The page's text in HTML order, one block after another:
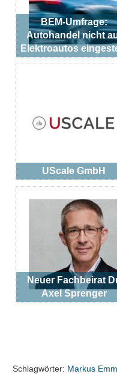
BEM-Umfrage:
Autohandel nicht
Elektroautos
UScale GmbH
Neuer Fachbeirat
Axel Sprenger
Schlagwörter: Markus